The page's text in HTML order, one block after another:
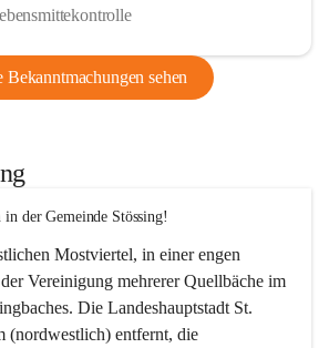
Bekanntmachungen sehen
der Gemeinde Stössing!
Mostviertel, in einer engen
Vereinigung mehrerer Quellbäche im
Die Landeshauptstadt St.
(nordwestlich) entfernt, die